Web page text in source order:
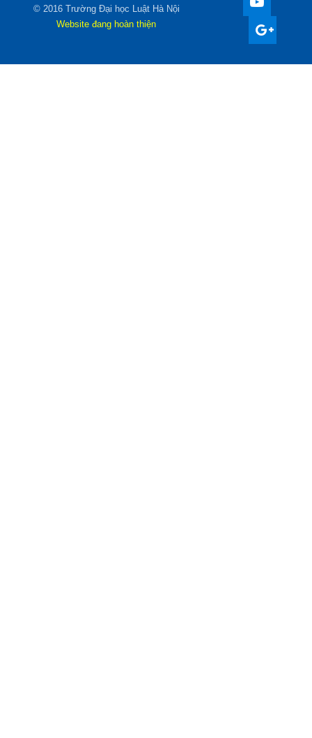
© 2016 Trường Đại học Luật Hà Nội
Website đang hoàn thiện